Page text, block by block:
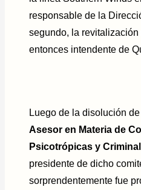
responsable de la
segundo, la revitalización
entonces intendente de
Luego de la disolución
Asesor en Materia de
Psicotrópicas y
presidente de dicho
sorprendentemente fue